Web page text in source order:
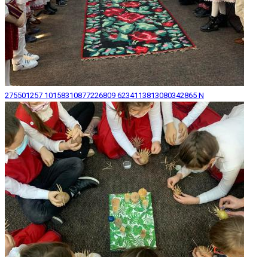
275501257 10158310877226809 6234113813080342865 N